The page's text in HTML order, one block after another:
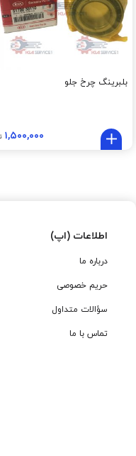
بلبرينگ چرخ جلو
۱,۵۰۰,۰۰۰
اطلاعات (اپ)
درباره ما
حریم خصوصی
سؤالات متداول
تماس با ما